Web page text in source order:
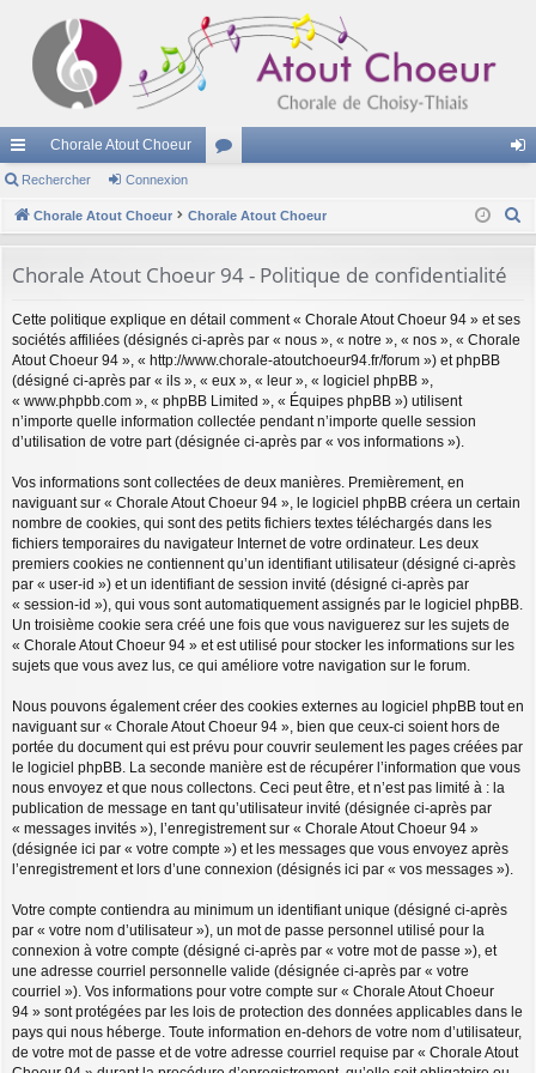
cc
ès
pi
de
Chorale Atout Choeur
u
s
ne
Rechercher Connexion
Chorale Atout Choeur Chorale Atout Choeur
Chorale Atout Choeur 94 - Politique de confidentialité
Cette politique explique en détail comment « Chorale Atout Choeur 94 » et ses
sociétés affiliées (désignés ci-après par « nous », « notre », « nos », « Chorale
Atout Choeur 94 », « http://www.chorale-atoutchoeur94.fr/forum ») et phpBB
(désigné ci-après par « ils », « eux », « leur », « logiciel phpBB »,
« www.phpbb.com », « phpBB Limited », « Équipes phpBB ») utilisent
n’importe quelle information collectée pendant n’importe quelle session
d’utilisation de votre part (désignée ci-après par « vos informations »).
Vos informations sont collectées de deux manières. Premièrement, en
naviguant sur « Chorale Atout Choeur 94 », le logiciel phpBB créera un certain
nombre de cookies, qui sont des petits fichiers textes téléchargés dans les
fichiers temporaires du navigateur Internet de votre ordinateur. Les deux
premiers cookies ne contiennent qu’un identifiant utilisateur (désigné ci-après
par « user-id ») et un identifiant de session invité (désigné ci-après par
« session-id »), qui vous sont automatiquement assignés par le logiciel phpBB.
Un troisième cookie sera créé une fois que vous naviguerez sur les sujets de
« Chorale Atout Choeur 94 » et est utilisé pour stocker les informations sur les
sujets que vous avez lus, ce qui améliore votre navigation sur le forum.
Nous pouvons également créer des cookies externes au logiciel phpBB tout en
naviguant sur « Chorale Atout Choeur 94 », bien que ceux-ci soient hors de
portée du document qui est prévu pour couvrir seulement les pages créées par
le logiciel phpBB. La seconde manière est de récupérer l’information que vous
nous envoyez et que nous collectons. Ceci peut être, et n’est pas limité à : la
publication de message en tant qu’utilisateur invité (désignée ci-après par
« messages invités »), l’enregistrement sur « Chorale Atout Choeur 94 »
(désignée ici par « votre compte ») et les messages que vous envoyez après
l’enregistrement et lors d’une connexion (désignés ici par « vos messages »).
Votre compte contiendra au minimum un identifiant unique (désigné ci-après
par « votre nom d’utilisateur »), un mot de passe personnel utilisé pour la
connexion à votre compte (désigné ci-après par « votre mot de passe »), et
une adresse courriel personnelle valide (désignée ci-après par « votre
courriel »). Vos informations pour votre compte sur « Chorale Atout Choeur
94 » sont protégées par les lois de protection des données applicables dans le
pays qui nous héberge. Toute information en-dehors de votre nom d’utilisateur,
de votre mot de passe et de votre adresse courriel requise par « Chorale Atout